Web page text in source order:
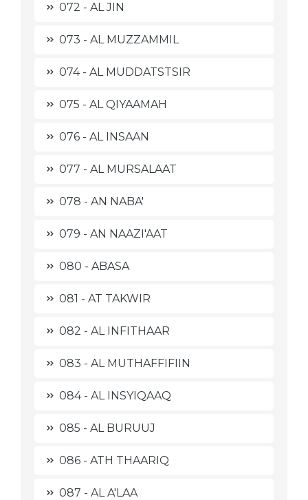
072 - AL JIN
073 - AL MUZZAMMIL
074 - AL MUDDATSTSIR
075 - AL QIYAAMAH
076 - AL INSAAN
077 - AL MURSALAAT
078 - AN NABA'
079 - AN NAAZI'AAT
080 - ABASA
081 - AT TAKWIR
082 - AL INFITHAAR
083 - AL MUTHAFFIFIIN
084 - AL INSYIQAAQ
085 - AL BURUUJ
086 - ATH THAARIQ
087 - AL A'LAA